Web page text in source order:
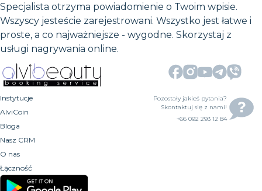
Specjalista otrzyma powiadomienie o Twoim wpisie.
Wszyscy jesteście zarejestrowani. Wszystko jest łatwe i
proste, a co najważniejsze - wygodne. Skorzystaj z
usługi nagrywania online.
Instytucje
AlviCoin
Bloga
Nasz CRM
O nas
Łączność
Pozostały jakieś pytania?
Skontaktuj się z nami!
+66 092 293 12 84